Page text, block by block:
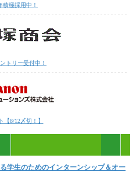
積極採用中！
トリー受付中！
【8/12〆切！】
学生のためのインターンシップ＆オー